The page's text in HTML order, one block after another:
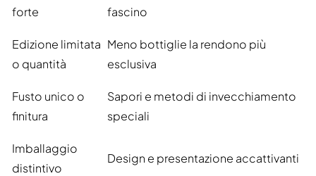
forte
fascino
Edizione limitata
o quantità
Meno bottiglie la rendono più
esclusiva
Fusto unico o
finitura
Sapori e metodi di invecchiamento
speciali
Imballaggio
distintivo
Design e presentazione accattivanti